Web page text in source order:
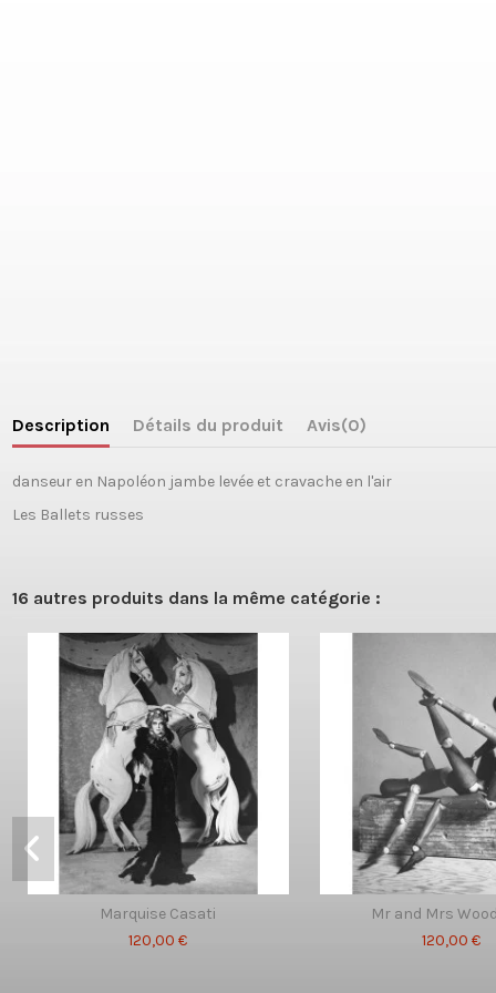
Description Détails du produit Avis(0)
danseur en Napoléon jambe levée et cravache en l'air
Les Ballets russes
16 autres produits dans la même catégorie :
Marquise Casati
120,00 €
Mr and Mrs
120,00 €